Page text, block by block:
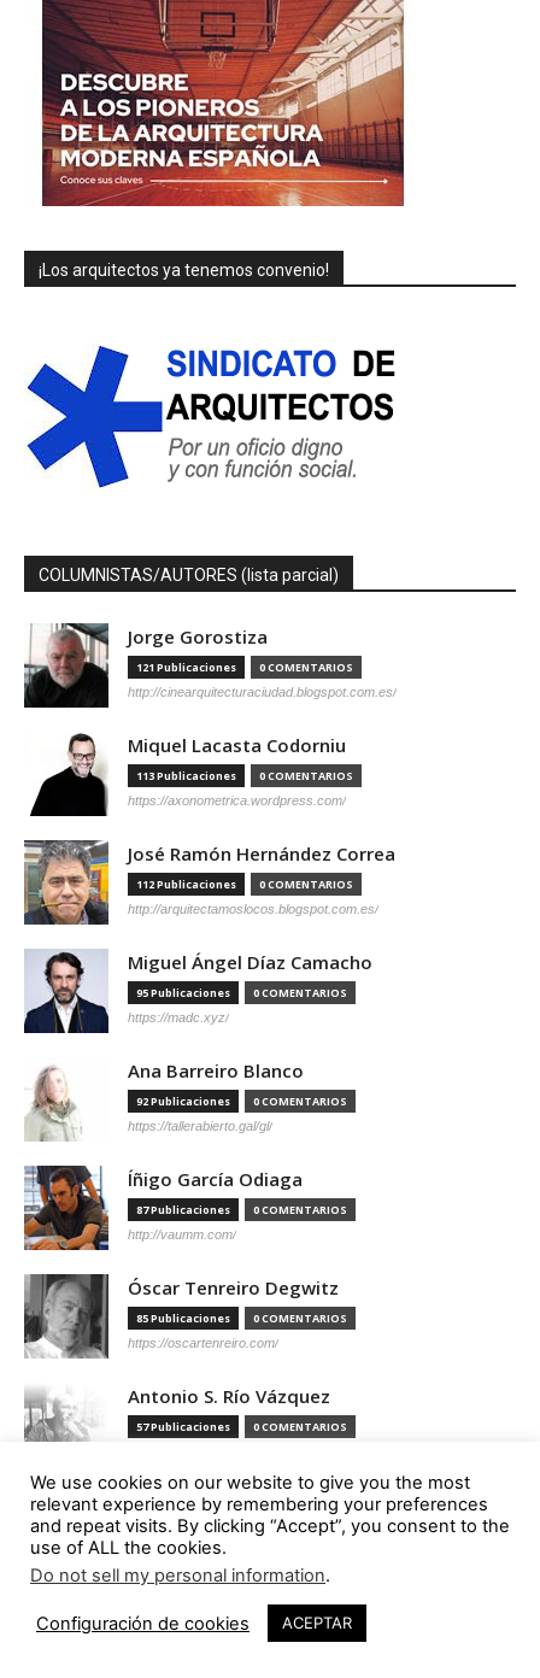
¡Los arquitectos ya tenemos convenio!
COLUMNISTAS/AUTORES (lista parcial)
Jorge Gorostiza
121 Publicaciones 0 COMENTARIOS
http://cinearquitecturaciudad.blogspot.com.es/
Miquel Lacasta Codorniu
113 Publicaciones 0 COMENTARIOS
https://axonometrica.wordpress.com/
José Ramón Hernández Correa
112 Publicaciones 0 COMENTARIOS
http://arquitectamoslocos.blogspot.com.es/
Miguel Ángel Díaz Camacho
95 Publicaciones 0 COMENTARIOS
https://madc.xyz/
Ana Barreiro Blanco
92 Publicaciones 0 COMENTARIOS
https://tallerabierto.gal/gl/
Íñigo García Odiaga
87 Publicaciones 0 COMENTARIOS
http://vaumm.com/
Óscar Tenreiro Degwitz
85 Publicaciones 0 COMENTARIOS
https://oscartenreiro.com/
Antonio S. Río Vázquez
57 Publicaciones 0 COMENTARIOS
Marcelo Gardinetti
56 Publicaciones 0 COMENTARIOS
https://marcelogardinetti.com/
José del Carmen Palacios Aguilar
0 COMENTARIOS
We use cookies on our website to give you the most
relevant experience by remembering your preferences
and repeat visits. By clicking “Accept”, you consent to the
use of ALL the cookies.
Do not sell my personal information.
Configuración de cookies ACEPTAR